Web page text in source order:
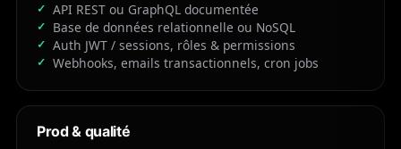
API REST ou GraphQL documentée
Base de données relationnelle ou NoSQL
Auth JWT / sessions, rôles & permissions
Webhooks, emails transactionnels, cron jobs
Prod & qualité